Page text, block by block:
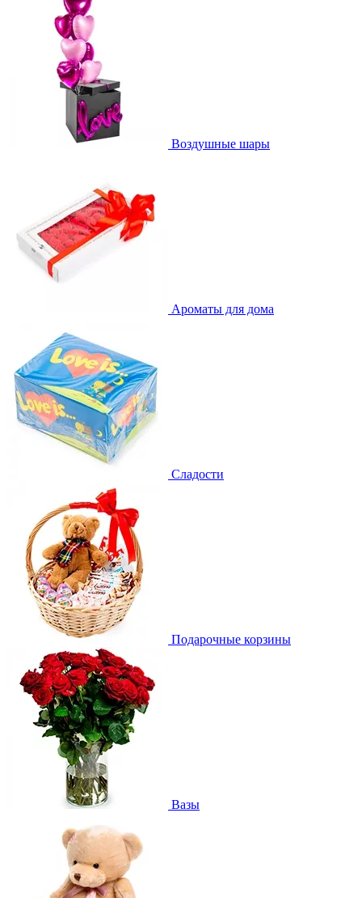
Воздушные шары
Ароматы для дома
Сладости
Подарочные корзины
Вазы